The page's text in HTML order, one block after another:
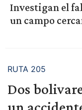
Investigan el
un campo
RUTA 205
Dos